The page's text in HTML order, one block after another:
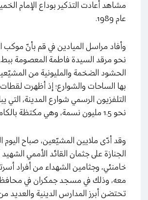
مشاهد أعادت التذكير بوداع الإمام
عام 1989.
وأفاد مراسل الميادين في قم بأنّ موكب
نحو مرقد السيدة فاطمة المعصومة
الحشود الضخمة والمليونية من
بها الساحات والشوارع؛ إذ أظهرت
التلفزيون الرسمي شوارع المدينة، التي
نحو 1.5 مليون نسمة، وهي مكتظة بالكامل بالمشاركين.
وقد أدّى ملايين المشيّعين، صباح اليوم
الجنازة على جثمان القائد الأممي
خامنئي، وجثامين الشهداء من أفراد
معه، وذلك في مسجد جمكران في
تحتضن أبرز المدارس الدينية والعديد